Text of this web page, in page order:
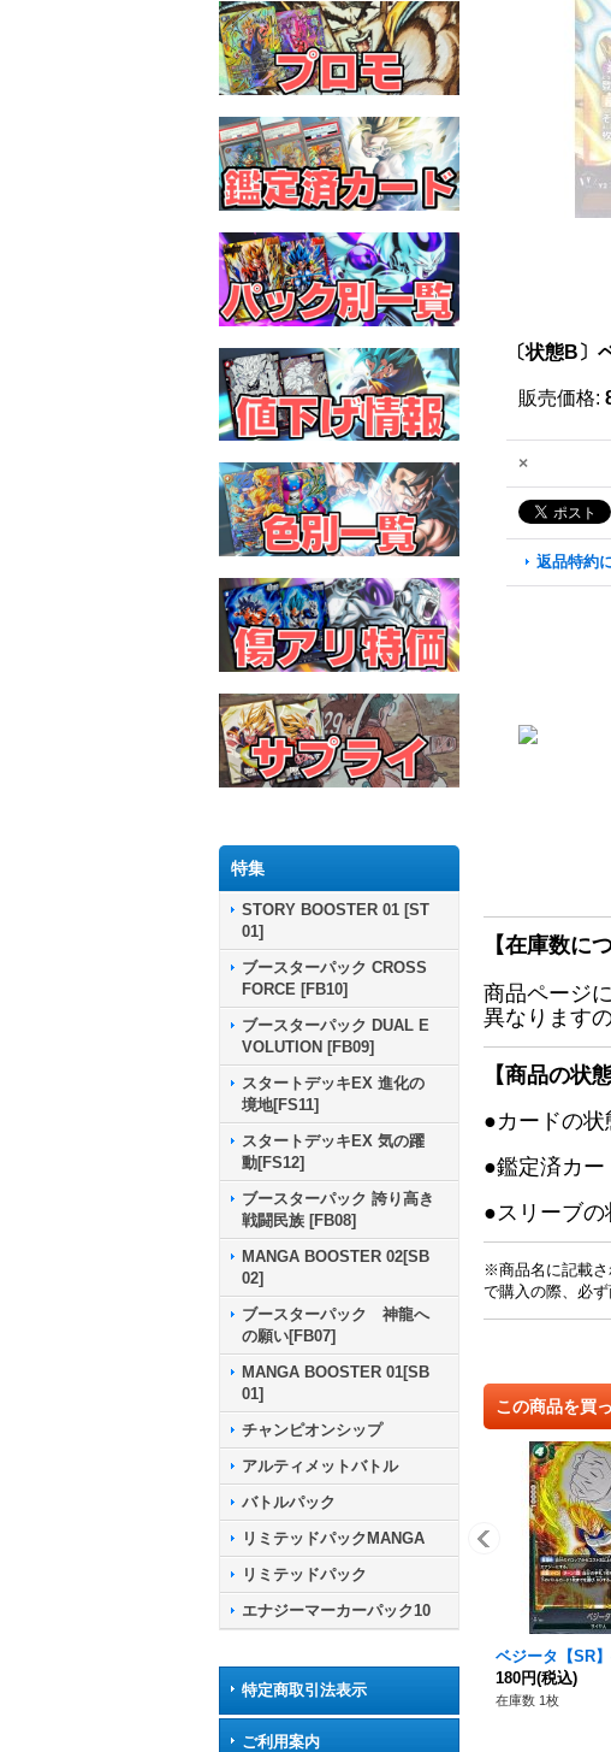
特集
STORY BOOSTER 01 [ST
01]
ブースターパック CROSS
FORCE [FB10]
ブースターパック DUAL E
VOLUTION [FB09]
スタートデッキEX 進化の
境地[FS11]
スタートデッキEX 気の躍
動[FS12]
ブースターパック 誇り高き
戦闘民族 [FB08]
MANGA BOOSTER 02[SB
02]
ブースターパック 神龍へ
の願い[FB07]
MANGA BOOSTER 01[SB
01]
チャンピオンシップ
アルティメットバトル
バトルパック
リミテッドパックMANGA
リミテッドパック
エナジーマーカーパック10
特定商取引法表示
ご利用案内
〔状態B〕
販売価格:
×
返品特約
【在庫数に
商品ページ
異なります
【商品の状
●カードの
●鑑定済カ
●スリーブ
※商品名に記載さ
で購入の際、必
この商品を買
ベジータ【SR
180円(税込)
在庫数 1枚